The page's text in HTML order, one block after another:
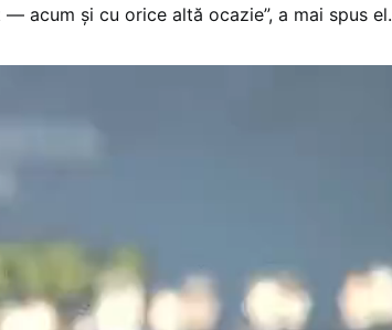
acum și cu orice altă ocazie”, a mai spus el.